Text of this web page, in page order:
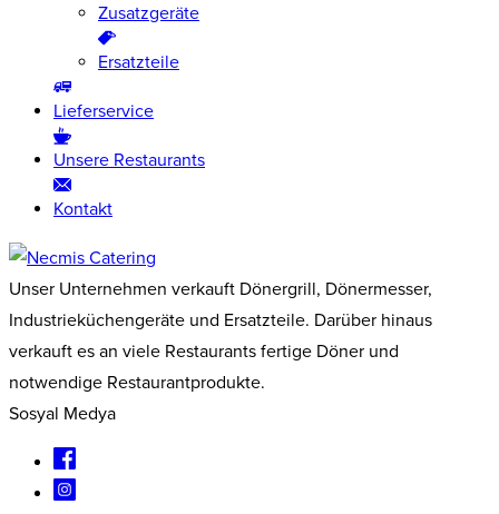
Zusatzgeräte
Ersatzteile
Lieferservice
Unsere Restaurants
Kontakt
Unser Unternehmen verkauft Dönergrill, Dönermesser,
Industrieküchengeräte und Ersatzteile. Darüber hinaus
verkauft es an viele Restaurants fertige Döner und
notwendige Restaurantprodukte.
Sosyal Medya